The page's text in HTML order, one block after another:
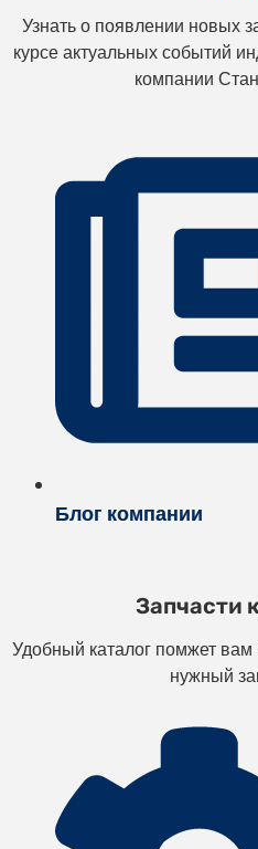
Узнать о появлении новых
курсе актуальных событий
компании
Блог компании
Запчасти
Удобный каталог помжет
нужный